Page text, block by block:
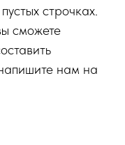
строчках.
сможете
нам на